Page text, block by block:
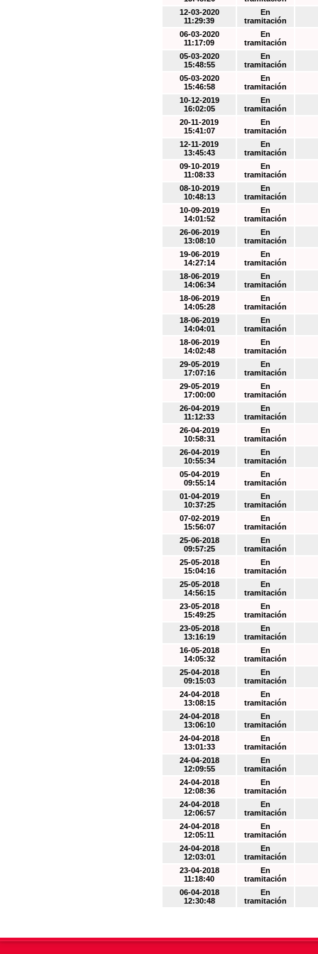
12-03-2020
11:29:39
En
tramitación
06-03-2020
11:17:09
En
tramitación
05-03-2020
15:48:55
En
tramitación
05-03-2020
15:46:58
En
tramitación
10-12-2019
16:02:05
En
tramitación
20-11-2019
15:41:07
En
tramitación
12-11-2019
13:45:43
En
tramitación
09-10-2019
11:08:33
En
tramitación
08-10-2019
10:48:13
En
tramitación
10-09-2019
14:01:52
En
tramitación
26-06-2019
13:08:10
En
tramitación
19-06-2019
14:27:14
En
tramitación
18-06-2019
14:06:34
En
tramitación
18-06-2019
14:05:28
En
tramitación
18-06-2019
14:04:01
En
tramitación
18-06-2019
14:02:48
En
tramitación
29-05-2019
17:07:16
En
tramitación
29-05-2019
17:00:00
En
tramitación
26-04-2019
11:12:33
En
tramitación
26-04-2019
10:58:31
En
tramitación
26-04-2019
10:55:34
En
tramitación
05-04-2019
09:55:14
En
tramitación
01-04-2019
10:37:25
En
tramitación
07-02-2019
15:56:07
En
tramitación
25-06-2018
09:57:25
En
tramitación
25-05-2018
15:04:16
En
tramitación
25-05-2018
14:56:15
En
tramitación
23-05-2018
15:49:25
En
tramitación
23-05-2018
13:16:19
En
tramitación
16-05-2018
14:05:32
En
tramitación
25-04-2018
09:15:03
En
tramitación
24-04-2018
13:08:15
En
tramitación
24-04-2018
13:06:10
En
tramitación
24-04-2018
13:01:33
En
tramitación
24-04-2018
12:09:55
En
tramitación
24-04-2018
12:08:36
En
tramitación
24-04-2018
12:06:57
En
tramitación
24-04-2018
12:05:11
En
tramitación
24-04-2018
12:03:01
En
tramitación
23-04-2018
11:18:40
En
tramitación
06-04-2018
12:30:48
En
tramitación